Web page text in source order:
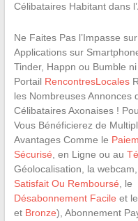
Célibataires Habitant dans
Ne Faites Pas l’Impasse
Applications sur
Tinder, Happn ou Bumble
Portail RencontresLocales
les Nombreuses Annonces
Célibataires Axonaises !
Vous Bénéficierez de
Avantages Comme le
Sécurisé , en Ligne ou au
Géolocalisation, la
Satisfait Ou Remboursé , le
Désabonnement Facile et
et Bronze), Abonnement